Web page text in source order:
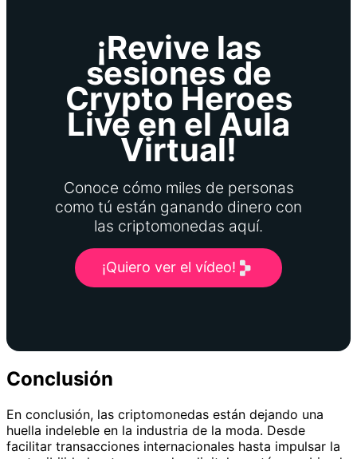
¡Revive las
sesiones de
Crypto Heroes
Live en el Aula
Virtual!
Conoce cómo miles de personas
como tú están ganando dinero con
las criptomonedas aquí.
¡Quiero ver el vídeo!
Conclusión
En conclusión, las criptomonedas están dejando una
huella indeleble en la industria de la moda. Desde
facilitar transacciones internacionales hasta impulsar la